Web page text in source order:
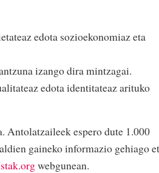
edota sozioekonomiaz eta
izango dira mintzagai.
edota identitateaz arituko
Antolatzaileek espero dute 1.000
gaineko informazio gehiago
webgunean.